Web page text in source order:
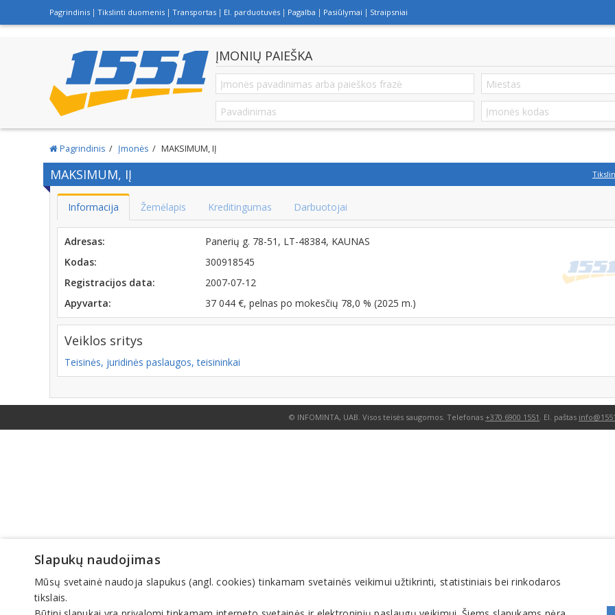
Pagrindinis Tikslinti duomenis Transportas El. parduotuvės Pagalba Pasiūlymai Straipsniai
ĮMONIŲ PAIEŠKA
Pagrindinis Įmonės MAKSIMUM, IĮ
MAKSIMUM, IĮ
Informacija Žemėlapis Kreditingumas Darbuotojai
Adresas:
Panerių g. 78-51, LT-48384, KAUNAS
Kodas:
300918545
Registracijos data:
2007-07-12
Apyvarta:
37 044 €, pelnas po mokesčių 78,0 % (2025 m.)
Veiklos sritys
Teisinės, juridinės paslaugos, teisininkai
© INFOMINTA, UAB. Visos teisės saugomos. Telefonas +370 6900 1551 . El. paštas
Slapukų naudojimas
Mūsų svetainė naudoja slapukus (angl. cookies) tinkamam svetainės veikimui užtikrinti, statistiniais bei rinkodaros
tikslais.